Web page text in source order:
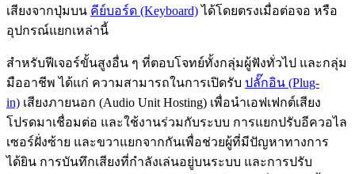
เสียงจากปุ่มบน คีย์บอร์ด (Keyboard)ได้โดยตรงเมื่อต่อจอ หรือ
อุปกรณ์แยกเหล่านี้
สำหรับฟีเจอร์ขั้นสูงอื่น ๆ ที่ตอบโจทย์ทั้งกลุ่มผู้ฟังทั่วไป และกลุ่ม
มืออาชีพ ได้แก่ ความสามารถในการเปิดรับ ปลั๊กอิน (Plug-
in) เสียงภายนอก (Audio Unit Hosting) เพื่อนำเอฟเฟกต์เสียง
โปรดมาเชื่อมต่อ และใช้งานร่วมกับระบบ การแยกปรับอีควอไล
เซอร์ฝั่งซ้าย และขวาแยกจากกันเพื่อช่วยผู้ที่มีปัญหาทางการ
ได้ยิน การบันทึกเสียงที่กำลังเล่นอยู่บนระบบ และการปรับ